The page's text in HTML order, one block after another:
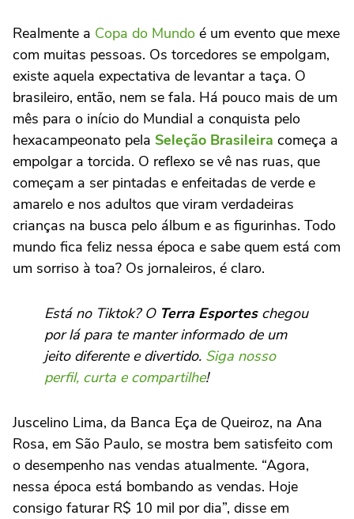
Realmente a Copa do Mundo é um evento que mexe
com muitas pessoas. Os torcedores se empolgam,
existe aquela expectativa de levantar a taça. O
brasileiro, então, nem se fala. Há pouco mais de um
mês para o início do Mundial a conquista pelo
hexacampeonato pela Seleção Brasileira começa a
empolgar a torcida. O reflexo se vê nas ruas, que
começam a ser pintadas e enfeitadas de verde e
amarelo e nos adultos que viram verdadeiras
crianças na busca pelo álbum e as figurinhas. Todo
mundo fica feliz nessa época e sabe quem está com
um sorriso à toa? Os jornaleiros, é claro.
Está no Tiktok? O Terra Esporteschegou
por lá para te manter informado de um
jeito diferente e divertido. Siga nosso
perfil, curta e compartilhe!
Juscelino Lima, da Banca Eça de Queiroz, na Ana
Rosa, em São Paulo, se mostra bem satisfeito com
o desempenho nas vendas atualmente. “Agora,
nessa época está bombando as vendas. Hoje
consigo faturar R$ 10 mil por dia”, disse em